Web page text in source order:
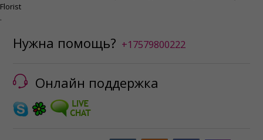
Florist
.
Нужна помощь? +17579800222
Онлайн поддержка